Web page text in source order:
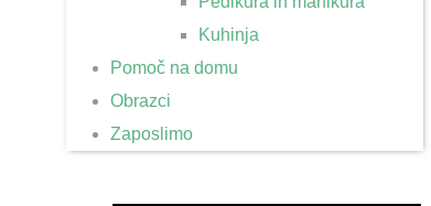
Kuhinja
Pomoč na domu
Obrazci
Zaposlimo